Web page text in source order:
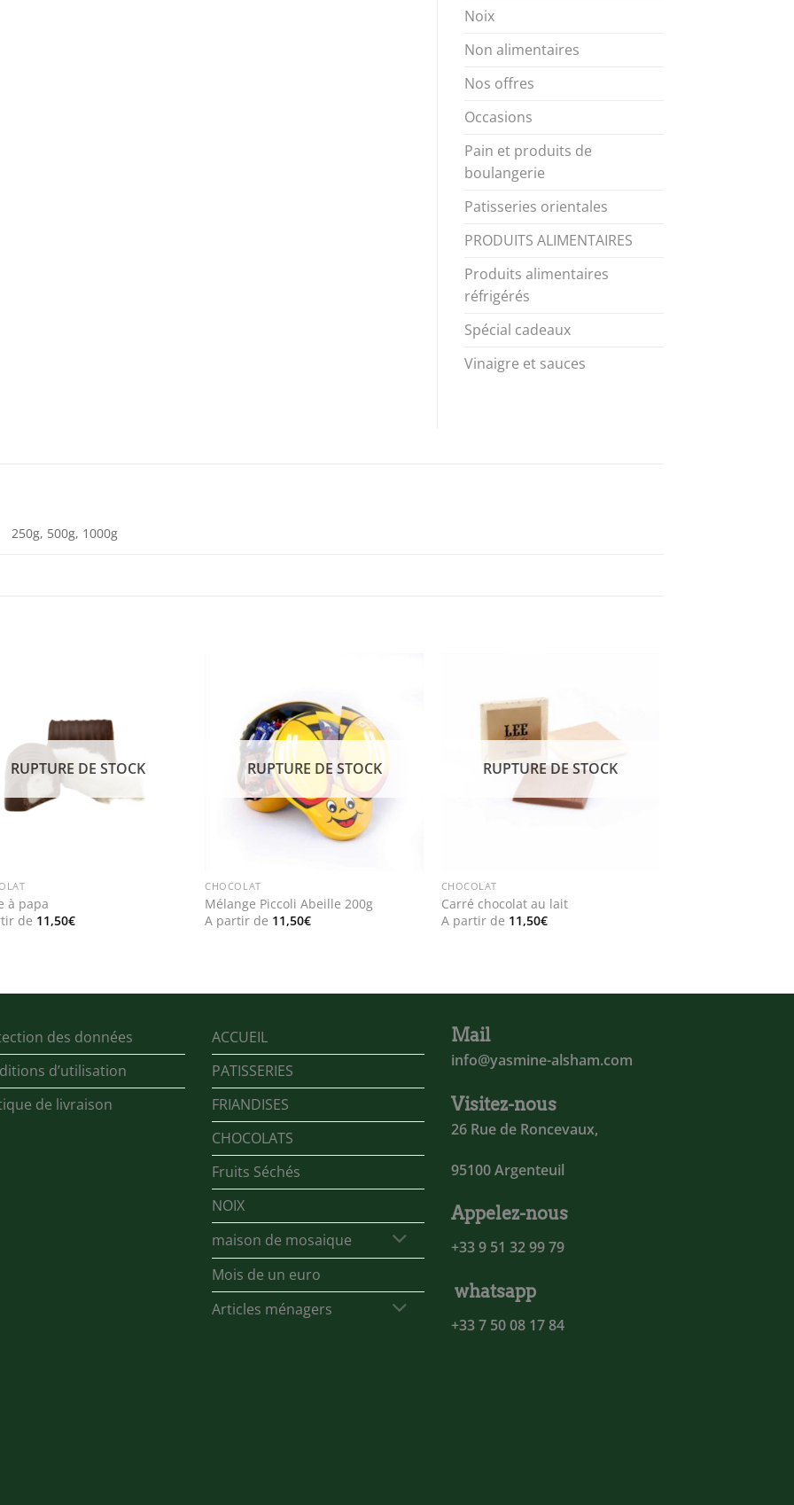
Noix
Non alimentaires
Nos offres
Occasions
Pain et produits de
boulangerie
Patisseries orientales
PRODUITS ALIMENTAIRES
Produits alimentaires
réfrigérés
Spécial cadeaux
Vinaigre et sauces
250g, 500g, 1000g
RUPTURE DE STOCK
à papa
de 11,50€
RUPTURE DE STOCK
CHOCOLAT
Mélange Piccoli Abeille 200g
A partir de 11,50€
RUPTURE DE STOCK
CHOCOLAT
Carré chocolat au lait
A partir de 11,50€
des données
d’utilisation
de livraison
ACCUEIL
PATISSERIES
FRIANDISES
CHOCOLATS
Fruits Séchés
NOIX
maison de mosaique
Mois de un euro
Articles ménagers
Mail
info@yasmine-alsham.com
Visitez-nous
26 Rue de Roncevaux,
95100 Argenteuil
Appelez-nous
+33 9 51 32 99 79
whatsapp
+33 7 50 08 17 84